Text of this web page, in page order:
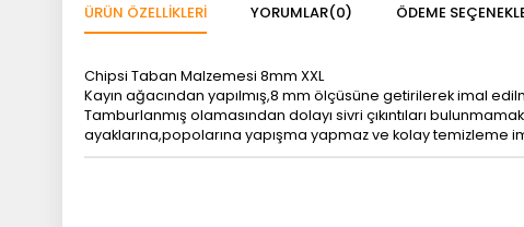
ÜRÜN ÖZELLIKLERI YORUMLAR(0) ÖDEME
Chipsi Taban Malzemesi 8mm XXL
Kayın ağacından yapılmış,8 mm ölçüsüne getirilerek imal
Tamburlanmış olamasından dolayı sivri çıkıntıları
ayaklarına,popolarına yapışma yapmaz ve kolay temizleme